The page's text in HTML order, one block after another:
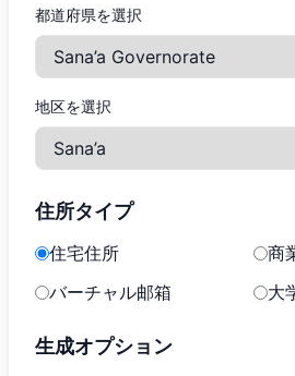
都道府県を選択
地区を選択
住所タイプ
住宅住所
商
バーチャル邮箱
大
生成オプション